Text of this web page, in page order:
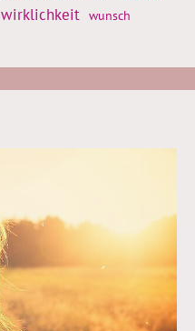
wirklichkeit wunsch